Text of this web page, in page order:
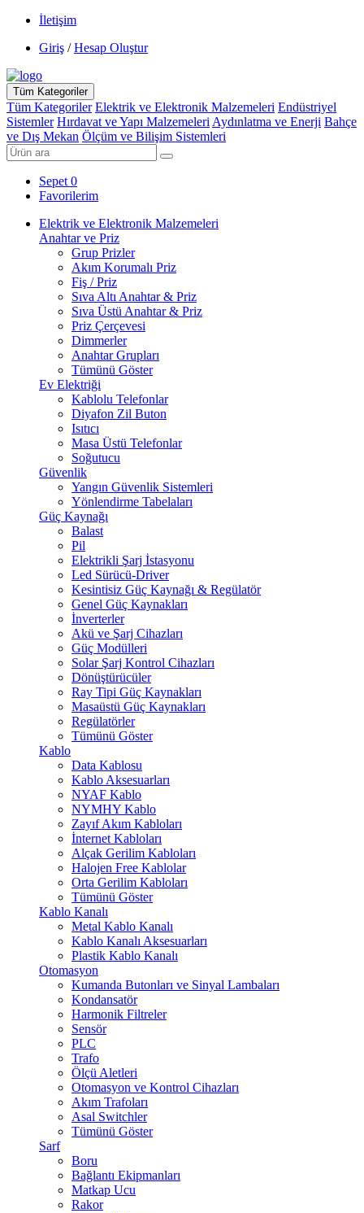
İletişim
Giriş / Hesap Oluştur
Tüm Kategoriler
Tüm Kategoriler Elektrik ve Elektronik Malzemeleri Endüstriyel
Sistemler Hırdavat ve Yapı Malzemeleri Aydınlatma ve Enerji Bahçe
ve Dış Mekan Ölçüm ve Bilişim Sistemleri
Sepet 0
Favorilerim
Elektrik ve Elektronik Malzemeleri
Anahtar ve Priz
Grup Prizler
Akım Korumalı Priz
Fiş / Priz
Sıva Altı Anahtar & Priz
Sıva Üstü Anahtar & Priz
Priz Çerçevesi
Dimmerler
Anahtar Grupları
Tümünü Göster
Ev Elektriği
Kablolu Telefonlar
Diyafon Zil Buton
Isıtıcı
Masa Üstü Telefonlar
Soğutucu
Güvenlik
Yangın Güvenlik Sistemleri
Yönlendirme Tabelaları
Güç Kaynağı
Balast
Pil
Elektrikli Şarj İstasyonu
Led Sürücü-Driver
Kesintisiz Güç Kaynağı & Regülatör
Genel Güç Kaynakları
İnverterler
Akü ve Şarj Cihazları
Güç Modülleri
Solar Şarj Kontrol Cihazları
Dönüştürücüler
Ray Tipi Güç Kaynakları
Masaüstü Güç Kaynakları
Regülatörler
Tümünü Göster
Kablo
Data Kablosu
Kablo Aksesuarları
NYAF Kablo
NYMHY Kablo
Zayıf Akım Kabloları
İnternet Kabloları
Alçak Gerilim Kabloları
Halojen Free Kablolar
Orta Gerilim Kabloları
Tümünü Göster
Kablo Kanalı
Metal Kablo Kanalı
Kablo Kanalı Aksesuarları
Plastik Kablo Kanalı
Otomasyon
Kumanda Butonları ve Sinyal Lambaları
Kondansatör
Harmonik Filtreler
Sensör
PLC
Trafo
Ölçü Aletleri
Otomasyon ve Kontrol Cihazları
Akım Trafoları
Asal Switchler
Tümünü Göster
Sarf
Boru
Bağlantı Ekipmanları
Matkap Ucu
Rakor